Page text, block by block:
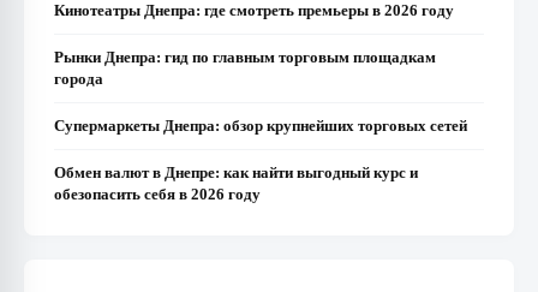
Кинотеатры Днепра: где смотреть премьеры в 2026 году
Рынки Днепра: гид по главным торговым площадкам
города
Супермаркеты Днепра: обзор крупнейших торговых сетей
Обмен валют в Днепре: как найти выгодный курс и
обезопасить себя в 2026 году